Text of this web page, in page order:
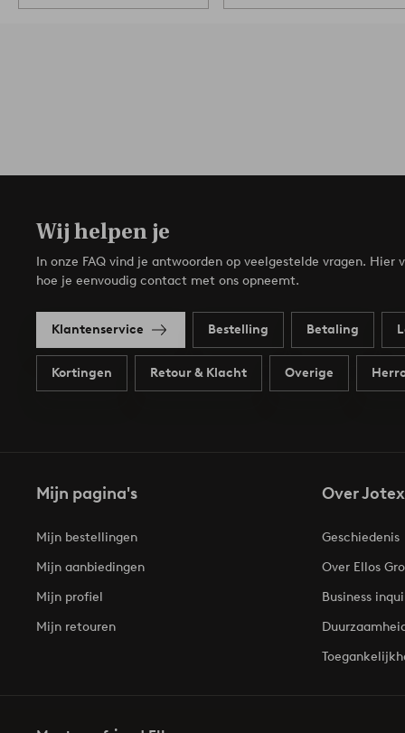
Wij helpen je
In onze FAQ vind je antwoorden op veelgestelde vragen.
hoe je eenvoudig contact met ons opneemt.
Klantenservice Bestelling Betaling
Kortingen Retour & Klacht Overige
Mijn pagina's
Mijn bestellingen
Mijn aanbiedingen
Mijn profiel
Mijn retouren
Over Jotex
Geschiedenis
Over Ellos
Business